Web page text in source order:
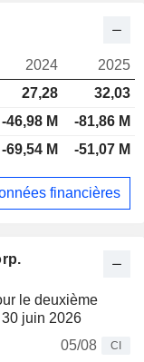
le deuxième
juin 2026
05/08
CI
2024
2025
27,28
32,03
-46,98 M
-81,86 M
-69,54 M -51,07 M
financières